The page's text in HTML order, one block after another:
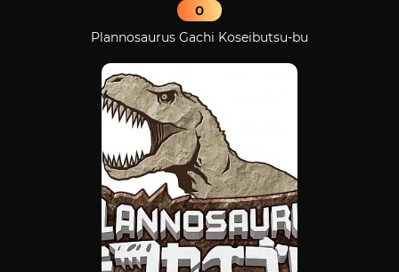
0
Plannosaurus Gachi Koseibutsu-bu